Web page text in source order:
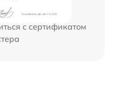
с сертификатом